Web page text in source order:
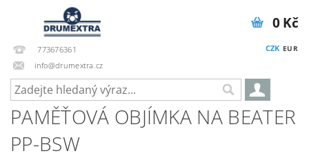
773676361
info@drumextra.cz
CZK EUR
0 Kč
PAMĚŤOVÁ OBJÍMKA NA BEATER
PP-BSW